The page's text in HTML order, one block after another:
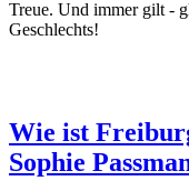
Treue. Und immer gilt -
Geschlechts!
Wie ist
Sophie